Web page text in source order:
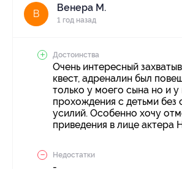
В
Венера М.
1 год назад
Достоинства
Очень интересный
квест, адреналин был
только у моего сына но и у
прохождения с детьми без
усилий. Особенно хочу
приведения в лице актера
Недостатки